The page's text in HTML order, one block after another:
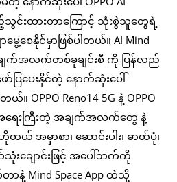
းထားတာကြောင့် သုံးစွဲသူတွေရဲ့
ေ့စေနိုင်မှာဖြစ်ပါတယ်။ AI Mind
ချက်အလက်တစ်ခုချင်းစီ ကို ပြန်လည်
ြပေးနိုင်တဲ့ နောက်ဆုံးပေါ်
OPPO Reno14 5G နဲ့ OPPO
အရေးကြီးတဲ့ အချက်အလက်တွေ နဲ့
တယ် အမှာစာ၊ ဆောင်းပါး၊ ဓာတ်ပုံ၊
ျောင်းဖြင့် အပေါ်ဘက်ကို
Mind Space App ထဲသို့